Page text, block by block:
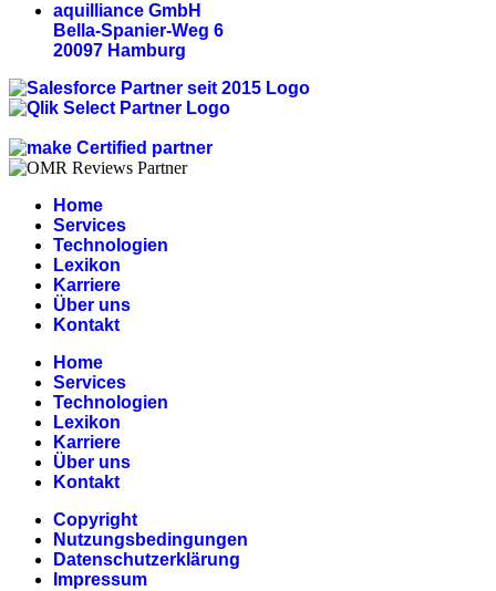
aquilliance GmbH
Bella-Spanier-Weg 6
20097 Hamburg
Home
Services
Technologien
Lexikon
Karriere
Über uns
Kontakt
Home
Services
Technologien
Lexikon
Karriere
Über uns
Kontakt
Copyright
Nutzungsbedingungen
Datenschutzerklärung
Impressum